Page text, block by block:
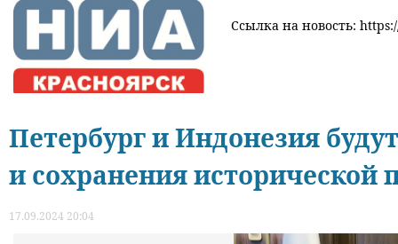
Ссылка на новость:
Петербург и Индонезия
и сохранения исторической
17.09.2024 20:04